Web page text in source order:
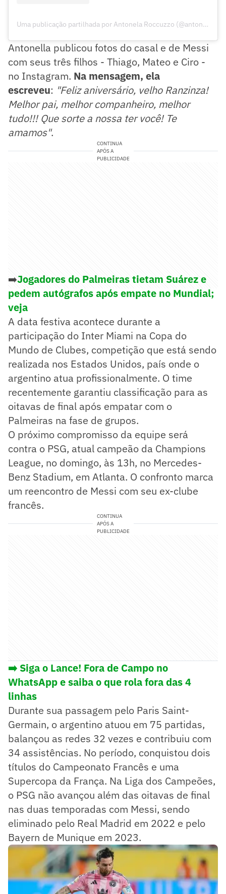
Uma publicação partilhada por Antonela Roccuzzo (@antonelaroccuzzo)
Antonella publicou fotos do casal e de Messi
com seus três filhos - Thiago, Mateo e Ciro -
no Instagram. Na mensagem, ela
escreveu: "Feliz aniversário, velho Ranzinza!
Melhor pai, melhor companheiro, melhor
tudo!!! Que sorte a nossa ter você! Te
amamos".
CONTINUA
APÓS A
PUBLICIDADE
➡️Jogadores do Palmeiras tietam Suárez e
pedem autógrafos após empate no Mundial;
veja
A data festiva acontece durante a
participação do Inter Miami na Copa do
Mundo de Clubes, competição que está sendo
realizada nos Estados Unidos, país onde o
argentino atua profissionalmente. O time
recentemente garantiu classificação para as
oitavas de final após empatar com o
Palmeiras na fase de grupos.
O próximo compromisso da equipe será
contra o PSG, atual campeão da Champions
League, no domingo, às 13h, no Mercedes-
Benz Stadium, em Atlanta. O confronto marca
um reencontro de Messi com seu ex-clube
francês.
CONTINUA
APÓS A
PUBLICIDADE
➡️ Siga o Lance! Fora de Campo no
WhatsApp e saiba o que rola fora das 4
linhas
Durante sua passagem pelo Paris Saint-
Germain, o argentino atuou em 75 partidas,
balançou as redes 32 vezes e contribuiu com
34 assistências. No período, conquistou dois
títulos do Campeonato Francês e uma
Supercopa da França. Na Liga dos Campeões,
o PSG não avançou além das oitavas de final
nas duas temporadas com Messi, sendo
eliminado pelo Real Madrid em 2022 e pelo
Bayern de Munique em 2023.